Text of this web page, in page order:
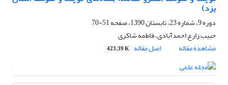
یزد)
دوره 9، شماره 23، تابستان 1390، صفحه
51-70
حبیب زارع احمدآبادی، فاطمه شاکری
مشاهده مقاله
اصل مقاله 423.39 K